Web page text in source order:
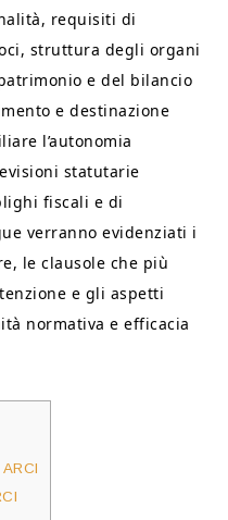
requisiti di
struttura degli organi
e del bilancio
e destinazione
l’autonomia
statutarie
fiscali e di
verranno evidenziati i
le clausole che più
e gli aspetti
normativa e efficacia